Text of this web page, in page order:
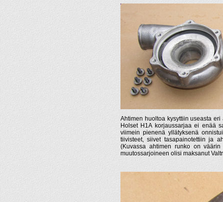
Ahtimen huoltoa kysyttiin useasta
Holset H1A korjaussarjaa ei enää
viimein pienenä yllätyksenä
tiivisteet, siivet tasapainotettiin ja
(Kuvassa ahtimen runko on
muutossarjoineen olisi maksanut